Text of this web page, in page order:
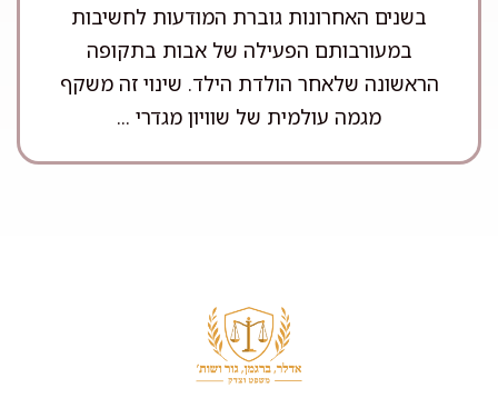
בשנים האחרונות גוברת המודעות לחשיבות
במעורבותם הפעילה של אבות בתקופה
הראשונה שלאחר הולדת הילד. שינוי זה משקף
מגמה עולמית של שוויון מגדרי ...